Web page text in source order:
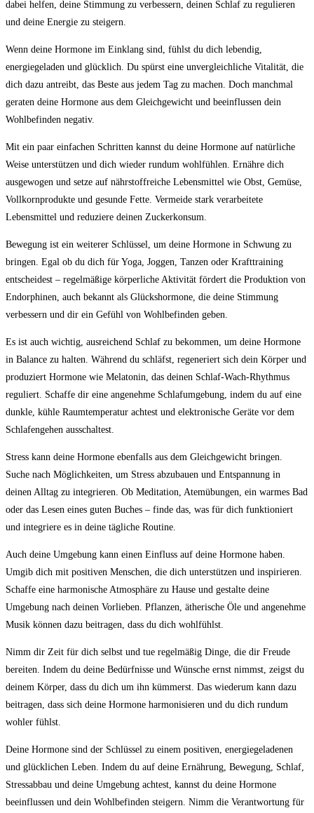
dabei helfen, deine Stimmung zu verbessern, deinen Schlaf zu regulieren
und deine Energie zu steigern.
Wenn deine Hormone im Einklang sind, fühlst du dich lebendig,
energiegeladen und glücklich. Du spürst eine unvergleichliche Vitalität, die
dich dazu antreibt, das Beste aus jedem Tag zu machen. Doch manchmal
geraten deine Hormone aus dem Gleichgewicht und beeinflussen dein
Wohlbefinden negativ.
Mit ein paar einfachen Schritten kannst du deine Hormone auf natürliche
Weise unterstützen und dich wieder rundum wohlfühlen. Ernähre dich
ausgewogen und setze auf nährstoffreiche Lebensmittel wie Obst, Gemüse,
Vollkornprodukte und gesunde Fette. Vermeide stark verarbeitete
Lebensmittel und reduziere deinen Zuckerkonsum.
Bewegung ist ein weiterer Schlüssel, um deine Hormone in Schwung zu
bringen. Egal ob du dich für Yoga, Joggen, Tanzen oder Krafttraining
entscheidest – regelmäßige körperliche Aktivität fördert die Produktion von
Endorphinen, auch bekannt als Glückshormone, die deine Stimmung
verbessern und dir ein Gefühl von Wohlbefinden geben.
Es ist auch wichtig, ausreichend Schlaf zu bekommen, um deine Hormone
in Balance zu halten. Während du schläfst, regeneriert sich dein Körper und
produziert Hormone wie Melatonin, das deinen Schlaf-Wach-Rhythmus
reguliert. Schaffe dir eine angenehme Schlafumgebung, indem du auf eine
dunkle, kühle Raumtemperatur achtest und elektronische Geräte vor dem
Schlafengehen ausschaltest.
Stress kann deine Hormone ebenfalls aus dem Gleichgewicht bringen.
Suche nach Möglichkeiten, um Stress abzubauen und Entspannung in
deinen Alltag zu integrieren. Ob Meditation, Atemübungen, ein warmes Bad
oder das Lesen eines guten Buches – finde das, was für dich funktioniert
und integriere es in deine tägliche Routine.
Auch deine Umgebung kann einen Einfluss auf deine Hormone haben.
Umgib dich mit positiven Menschen, die dich unterstützen und inspirieren.
Schaffe eine harmonische Atmosphäre zu Hause und gestalte deine
Umgebung nach deinen Vorlieben. Pflanzen, ätherische Öle und angenehme
Musik können dazu beitragen, dass du dich wohlfühlst.
Nimm dir Zeit für dich selbst und tue regelmäßig Dinge, die dir Freude
bereiten. Indem du deine Bedürfnisse und Wünsche ernst nimmst, zeigst du
deinem Körper, dass du dich um ihn kümmerst. Das wiederum kann dazu
beitragen, dass sich deine Hormone harmonisieren und du dich rundum
wohler fühlst.
Deine Hormone sind der Schlüssel zu einem positiven, energiegeladenen
und glücklichen Leben. Indem du auf deine Ernährung, Bewegung, Schlaf,
Stressabbau und deine Umgebung achtest, kannst du deine Hormone
beeinflussen und dein Wohlbefinden steigern. Nimm die Verantwortung für